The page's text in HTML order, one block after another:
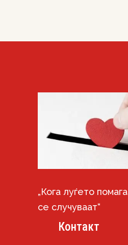
„Кога луѓето
се случуваат“
Контакт